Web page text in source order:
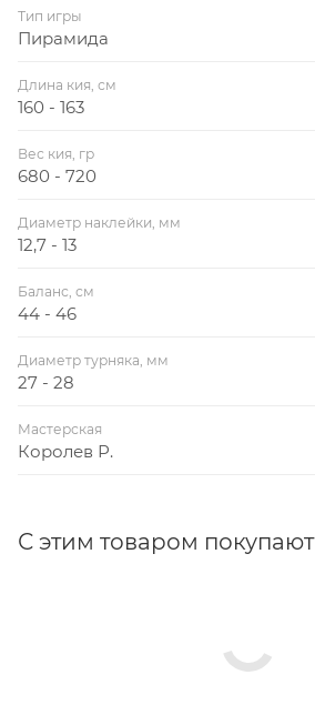
Тип игры
Пирамида
Длина кия, см
160 - 163
Вес кия, гр
680 - 720
Диаметр наклейки, мм
12,7 - 13
Баланс, см
44 - 46
Диаметр турняка, мм
27 - 28
Мастерская
Королев Р.
С этим товаром покупают